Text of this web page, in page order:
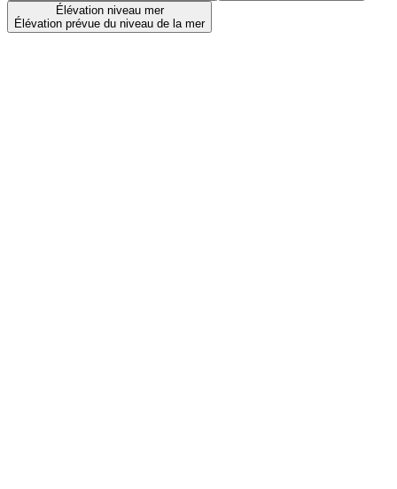
Élévation niveau mer
Élévation prévue du niveau de la mer